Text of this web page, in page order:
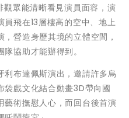
眾能清晰看見演員面容，演
飛在13層樓高的空中、地上
營造身歷其境的立體空間，
協助才能辦得到。
布達佩斯演出，邀請許多烏
袋戲文化結合動畫3D帶向國
藝術撫慰人心，而回台後首演